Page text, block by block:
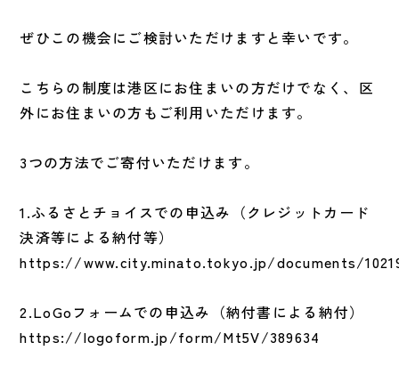
ぜひこの機会にご検討いただけますと幸いです。
こちらの制度は港区にお住まいの方だけでなく、区
外にお住まいの方もご利用いただけます。
3つの方法でご寄付いただけます。
1.ふるさとチョイスでの申込み（クレジットカード
決済等による納付等）
https://www.city.minato.tokyo.jp/documents/
2.LoGoフォームでの申込み（納付書による納付）
https://logoform.jp/form/Mt5V/389634